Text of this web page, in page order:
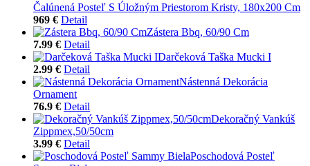
Čalúnená Posteľ S Úložným Priestorom Kristy, 180x200 Cm
969 € Detail
Zástera Bbq, 60/90 Cm
7.99 € Detail
Darčeková Taška Mucki I
2.99 € Detail
Nástenná Dekorácia
Ornament
76.9 € Detail
Dekoračný Vankúš
Zippmex,50/50cm
3.99 € Detail
Poschodová Posteľ